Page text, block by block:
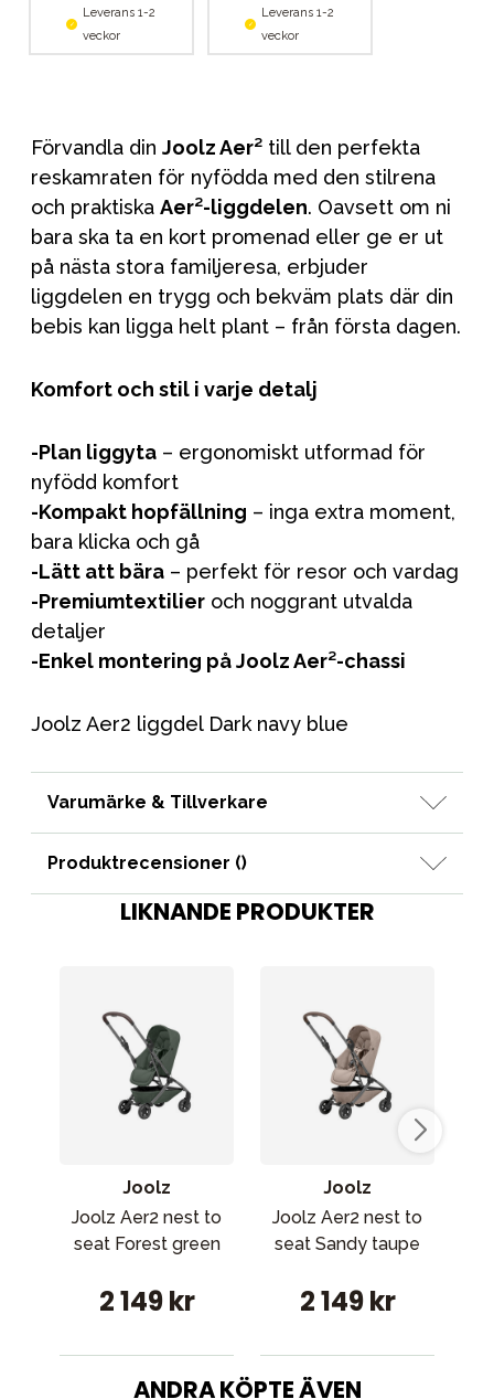
Leverans 1-2
veckor
Leverans 1-2
veckor
Förvandla din Joolz Aer² till den perfekta
reskamraten för nyfödda med den stilrena
och praktiska Aer²-liggdelen. Oavsett om ni
bara ska ta en kort promenad eller ge er ut
på nästa stora familjeresa, erbjuder
liggdelen en trygg och bekväm plats där din
bebis kan ligga helt plant – från första dagen.
Komfort och stil i varje detalj
-Plan liggyta – ergonomiskt utformad för
nyfödd komfort
-Kompakt hopfällning – inga extra moment,
bara klicka och gå
-Lätt att bära – perfekt för resor och vardag
-Premiumtextilier och noggrant utvalda
detaljer
-Enkel montering på Joolz Aer²-chassi
Joolz Aer2 liggdel Dark navy blue
Varumärke & Tillverkare
Produktrecensioner ()
LIKNANDE PRODUKTER
Joolz
Joolz Aer2 nest to
seat Forest green
2 149 kr
Joolz
Joolz Aer2 nest to
seat Sandy taupe
2 149 kr
ANDRA KÖPTE ÄVEN